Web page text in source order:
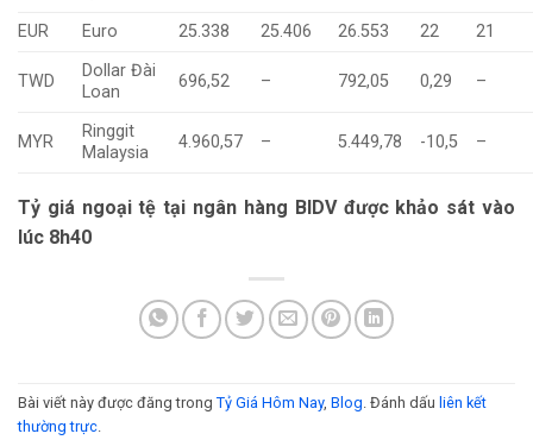
EUR Euro 25.338 25.406 26.553 22 21
TWD
Dollar Đài
Loan
696,52 – 792,05 0,29 –
MYR
Ringgit
Malaysia
4.960,57 – 5.449,78 -10,5 –
Tỷ giá ngoại tệ tại ngân hàng BIDV được khảo sát vào
lúc 8h40
Bài viết này được đăng trong Tỷ Giá Hôm Nay, Blog. Đánh dấu liên kết
thường trực.